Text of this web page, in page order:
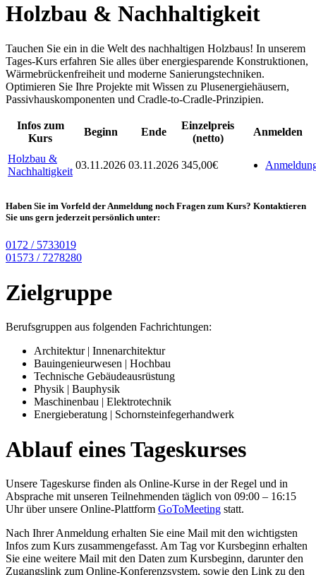
Holzbau & Nachhaltigkeit
Tauchen Sie ein in die Welt des nachhaltigen Holzbaus! In unserem
Tages-Kurs erfahren Sie alles über energiesparende Konstruktionen,
Wärmebrückenfreiheit und moderne Sanierungstechniken.
Optimieren Sie Ihre Projekte mit Wissen zu Plusenergiehäusern,
Passivhauskomponenten und Cradle-to-Cradle-Prinzipien.
Infos zum
Kurs
Beginn Ende
Einzelpreis
(netto)
Anmelden
Holzbau &
Nachhaltigkeit
03.11.2026 03.11.2026 345,00€
Haben Sie im Vorfeld der Anmeldung noch Fragen zum Kurs? Kontaktieren
Sie uns gern jederzeit persönlich unter:
0172 / 5733019
01573 / 7278280
Zielgruppe
Berufsgruppen aus folgenden Fachrichtungen:
Architektur | Innenarchitektur
Bauingenieurwesen | Hochbau
Technische Gebäudeausrüstung
Physik | Bauphysik
Maschinenbau | Elektrotechnik
Energieberatung | Schornsteinfegerhandwerk
Ablauf eines Tageskurses
Unsere Tageskurse finden als Online-Kurse in der Regel und in
Absprache mit unseren Teilnehmenden täglich von 09:00 – 16:15
Uhr über unsere Online-Plattform GoToMeeting statt.
Nach Ihrer Anmeldung erhalten Sie eine Mail mit den wichtigsten
Infos zum Kurs zusammengefasst. Am Tag vor Kursbeginn erhalten
Sie eine weitere Mail mit den Daten zum Kursbeginn, darunter den
Zugangslink zum Online-Konferenzsystem, sowie den Link zu den